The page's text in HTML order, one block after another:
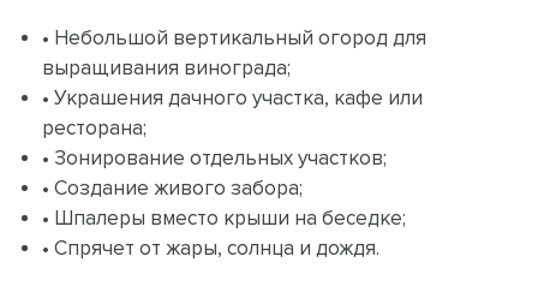
• Небольшой вертикальный огород для
выращивания винограда;
• Украшения дачного участка, кафе или
ресторана;
• Зонирование отдельных участков;
• Создание живого забора;
• Шпалеры вместо крыши на беседке;
• Спрячет от жары, солнца и дождя.